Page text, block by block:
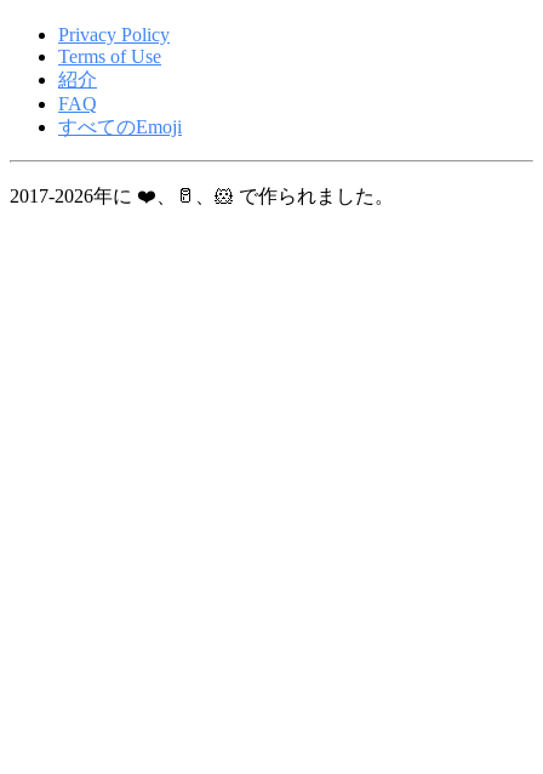
Privacy Policy
Terms of Use
紹介
FAQ
すべてのEmoji
2017-2026年に ❤️、🥛、🐹 で作られました。